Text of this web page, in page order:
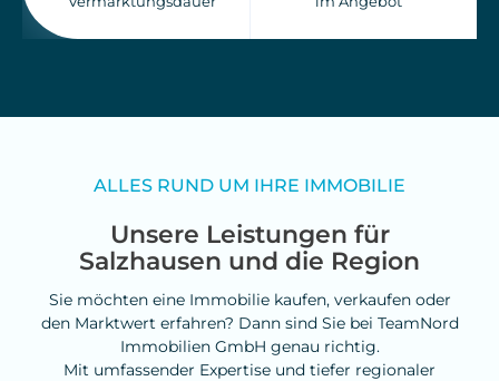
ALLES RUND UM IHRE IMMOBILIE
Unsere Leistungen für
Salzhausen und die Region
Sie möchten eine Immobilie kaufen, verkaufen oder
den Marktwert erfahren? Dann sind Sie bei TeamNord
Immobilien GmbH genau richtig.
Mit umfassender Expertise und tiefer regionaler